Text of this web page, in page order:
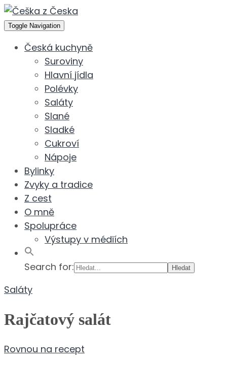
Toggle Navigation
Česká kuchyně
Suroviny
Hlavní jídla
Polévky
Saláty
Slané
Sladké
Cukroví
Nápoje
Bylinky
Zvyky a tradice
Z cest
O mně
Spolupráce
Výstupy v médiích
Search for:
Saláty
Rajčatový salát
Rovnou na recept